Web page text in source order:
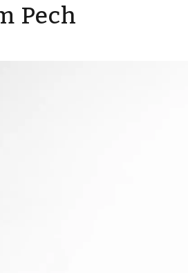
Pech
und blieb damit 29
doch nur Platz 10 unter der
um in die Nähe